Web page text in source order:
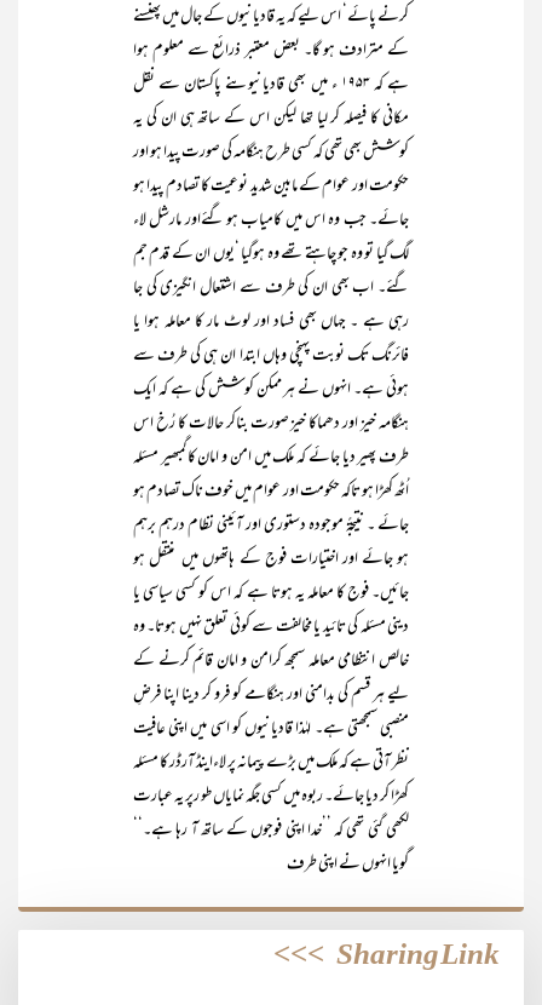
کرنے پائے‘ اس لیے کہ یہ قادیانیوں کے جال میں پھنسنے
کے مترادف ہو گا۔ بعض معتبر ذرائع سے معلوم ہوا
ہے کہ ۱۹۵۳ ء میں بھی قادیانیوںنے پاکستان سے نقل
مکانی کا فیصلہ کر لیا تھا لیکن اس کے ساتھ ہی ان کی یہ
کوشش بھی تھی کہ کسی طرح ہنگامہ کی صورت پیدا ہو اور
حکومت اور عوام کے مابین شدید نوعیت کا تصادم پیدا ہو
جائے۔ جب وہ اس میں کامیاب ہو گئےاور مارشل لاء
لگ گیا تو وہ جو چاہتے تھے وہ ہوگیا ‘یوں ان کے قدم جم
گئے۔ اب بھی ان کی طرف سے اشتعال انگیزی کی جا
رہی ہے ۔ جہاں بھی فساد اور لوٹ مار کا معاملہ ہوا یا
فائرنگ تک نوبت پہنچی وہاں ابتدا ان ہی کی طرف سے
ہوئی ہے۔ انہوں نے ہر ممکن کوشش کی ہے کہ ایک
ہنگامہ خیز اور دھماکا خیز صورت بناکر حالات کا رُخ اس
طرف پھیر دیا جائے کہ ملک میں امن و امان کاگمبھیر مسئلہ
اُٹھ کھڑا ہو تاکہ حکومت اور عوام میں خوف ناک تصادم ہو
جائے ۔ نتیجۃً موجودہ دستوری اور آئینی نظام درہم برہم
ہو جائے اور اختیارات فوج کے ہاتھوں میں منتقل ہو
جائیں۔ فوج کا معاملہ یہ ہوتا ہے کہ اس کو کسی سیاسی یا
دینی مسئلہ کی تائید یا مخالفت سے کوئی تعلق نہیں ہوتا۔ وہ
خالص انتظامی معاملہ سمجھ کرامن و امان قائم کرنے کے
لیے ہر قسم کی بدامنی اور ہنگامے کو فرو کر دینا اپنا فرضِ
منصبی سمجھتی ہے۔ لہٰذا قادیانیوں کو اسی میں اپنی عافیت
نظر آتی ہے کہ ملک میں بڑے پیمانہ پر لاءاینڈ آرڈر کا مسئلہ
کھڑا کر دیا جائے۔ ربوہ میں کسی جگہ نمایاں طو رپر یہ عبارت
لکھی گئی تھی کہ ’’خدا اپنی فوجوں کے ساتھ آ رہا ہے۔‘‘
گویا انہوں نے اپنی طرف
Sharing Link
>>>